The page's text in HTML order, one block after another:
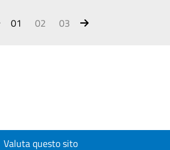
01 02 03
Valuta questo sito